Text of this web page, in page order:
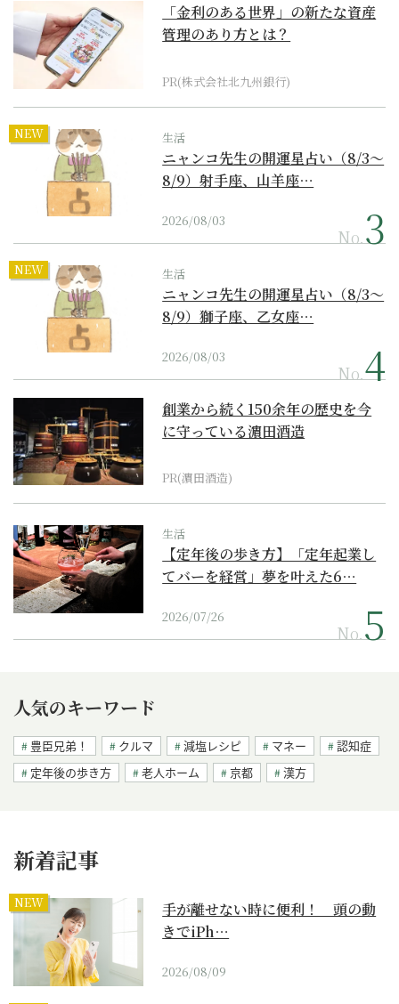
「金利のある世界」の新たな資産
管理のあり方とは？
PR(株式会社北九州銀行)
NEW 生活
ニャンコ先生の開運星占い（8/3～
8/9）射手座、山羊座…
2026/08/03
No.
NEW 生活
ニャンコ先生の開運星占い（8/3～
8/9）獅子座、乙女座…
2026/08/03
No.
創業から続く150余年の歴史を今
に守っている濵田酒造
PR(濵田酒造)
生活
【定年後の歩き方】「定年起業し
てバーを経営」夢を叶えた6…
2026/07/26
No.
人気のキーワード
豊臣兄弟！ クルマ 減塩レシピ マネー
認知症
定年後の歩き方
老人ホーム 京都 漢方
新着記事
NEW
手が離せない時に便利！ 頭の動
きでiPh…
2026/08/09